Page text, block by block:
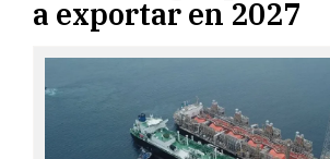
a exportar en 2027